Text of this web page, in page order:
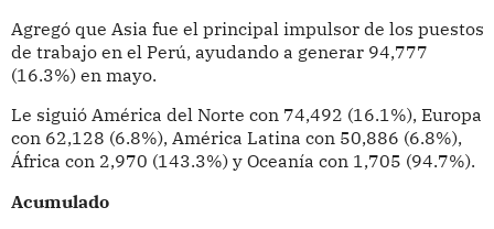
Agregó que Asia fue el principal impulsor de los puestos
de trabajo en el Perú, ayudando a generar 94,777
(16.3%) en mayo.
Le siguió América del Norte con 74,492 (16.1%), Europa
con 62,128 (6.8%), América Latina con 50,886 (6.8%),
África con 2,970 (143.3%) y Oceanía con 1,705 (94.7%).
Acumulado